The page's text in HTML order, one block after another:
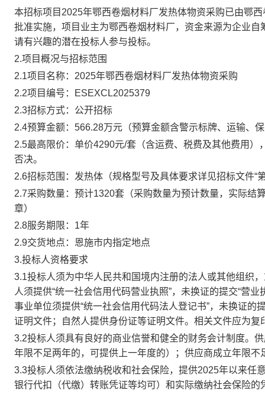
本招标项目 2025年鄂西卷烟材料厂发热体物资采购已由鄂西
批准实施，项目业主为鄂西卷烟材料厂，资金来源为企业自
请有兴趣的潜在投标人参与投标。
2.项目概况与招标范围
2.1项目名称：2025年鄂西卷烟材料厂发热体物资采购
2.2项目编号：ESEXCL2025379
2.3招标方式：公开招标
2.4预算金额：566.28万元（预算金额含警示标牌、运输、
2.5最高限价：单价4290元/套（含运费、税费及其他费用
否决。
2.6招标范围：发热体（规格型号及具体要求详见招标文件“
2.7采购数量：预计1320套 （采购数量为预计数量，实际结
章）
2.8服务期限：1年
2.9交货地点：恩施市内指定地点
3.投标人资格要求
3.1投标人须为中华人民共和国境内注册的法人或其他组织
人须提供“统一社会信用代码营业执照”，未换证的提交“营
事业单位须提供“统一社会信用代码法人登记书”，未换证的
证明文件；自然人提供身份证等证明文件。相关文件应为
3.2投标人须具有良好的商业信誉和健全的财务会计制度。
年限不足两年的，可提供上一年度的）；供应商成立年限
3.3投标人须依法缴纳税收和社会保险，提供2025年以来任
银行代扣（代缴）转账凭证等均可）和实际缴纳社会保险